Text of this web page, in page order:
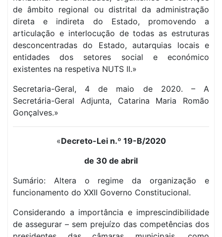
de âmbito regional ou distrital da administração
direta e indireta do Estado, promovendo a
articulação e interlocução de todas as estruturas
desconcentradas do Estado, autarquias locais e
entidades dos setores social e económico
existentes na respetiva NUTS II.»
Secretaria-Geral, 4 de maio de 2020. – A
Secretária-Geral Adjunta, Catarina Maria Romão
Gonçalves.»
«Decreto-Lei n.º 19-B/2020
de 30 de abril
Sumário: Altera o regime da organização e
funcionamento do XXII Governo Constitucional.
Considerando a importância e imprescindibilidade
de assegurar – sem prejuízo das competências dos